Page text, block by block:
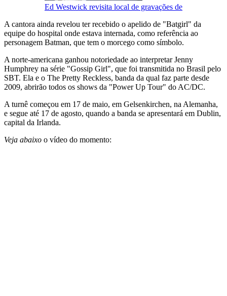
Ed Westwick revisita local de gravações de
A cantora ainda revelou ter recebido o apelido de "Batgirl" da
equipe do hospital onde estava internada, como referência ao
personagem Batman, que tem o morcego como símbolo.
A norte-americana ganhou notoriedade ao interpretar Jenny
Humphrey na série "Gossip Girl", que foi transmitida no Brasil pelo
SBT. Ela e o The Pretty Reckless, banda da qual faz parte desde
2009, abrirão todos os shows da "Power Up Tour" do AC/DC.
A turnê começou em 17 de maio, em Gelsenkirchen, na Alemanha,
e segue até 17 de agosto, quando a banda se apresentará em Dublin,
capital da Irlanda.
Veja abaixo o vídeo do momento: